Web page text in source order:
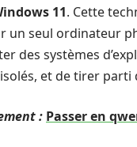
11. Cette
un seul ordinateur
des systèmes
et de tirer
: Passer en